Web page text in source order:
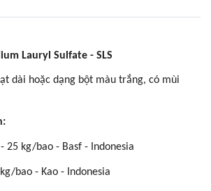
Lauryl Sulfate - SLS
dài hoặc dạng bột màu trắng, có mùi
- 25 kg/bao - Basf - Indonesia
bao - Kao - Indonesia